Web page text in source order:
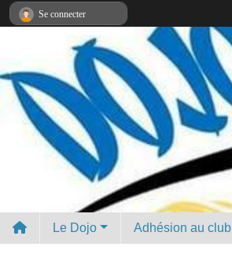
Le Dojo Adhésion au club
Se connecter
Panneau de gestion des cookies